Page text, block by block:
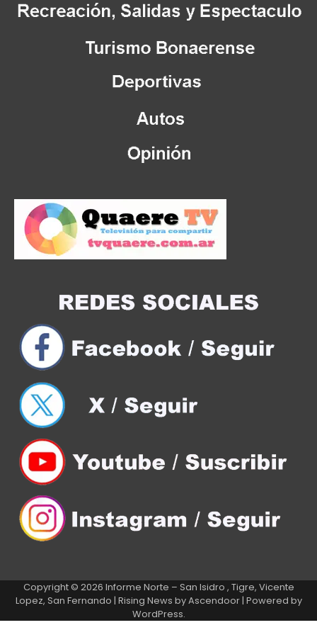
Copyright © 2026 Informe Norte – San Isidro , Tigre, Vicente
Lopez, San Fernando | Rising News byAscendoor| Powered by
WordPress.